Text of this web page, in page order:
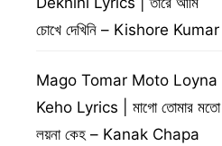
চোখে দেখিনি – Kishore Kumar
Mago Tomar Moto Loyna
Keho Lyrics | মাগো তোমার মতো
লয়না কেহ – Kanak Chapa